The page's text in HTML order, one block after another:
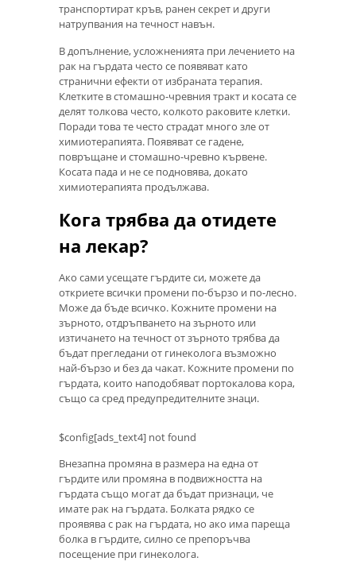
транспортират кръв, ранен секрет и други
натрупвания на течност навън.
В допълнение, усложненията при лечението на
рак на гърдата често се появяват като
странични ефекти от избраната терапия.
Клетките в стомашно-чревния тракт и косата се
делят толкова често, колкото раковите клетки.
Поради това те често страдат много зле от
химиотерапията. Появяват се гадене,
повръщане и стомашно-чревно кървене.
Косата пада и не се подновява, докато
химиотерапията продължава.
Кога трябва да отидете
на лекар?
Ако сами усещате гърдите си, можете да
откриете всички промени по-бързо и по-лесно.
Може да бъде всичко. Кожните промени на
зърното, отдръпването на зърното или
изтичането на течност от зърното трябва да
бъдат прегледани от гинеколога възможно
най-бързо и без да чакат. Кожните промени по
гърдата, които наподобяват портокалова кора,
също са сред предупредителните знаци.
$config[ads_text4] not found
Внезапна промяна в размера на една от
гърдите или промяна в подвижността на
гърдата също могат да бъдат признаци, че
имате рак на гърдата. Болката рядко се
проявява с рак на гърдата, но ако има пареща
болка в гърдите, силно се препоръчва
посещение при гинеколога.